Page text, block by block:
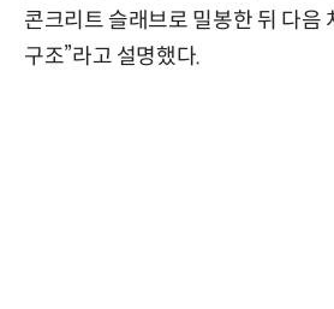
콘크리트 슬래브로 밀봉한 뒤 다음
구조”라고 설명했다.